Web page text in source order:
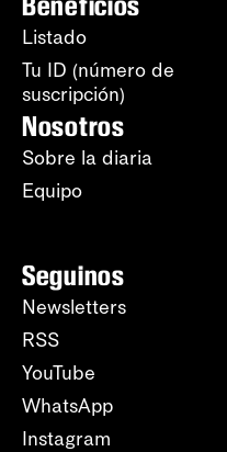
Listado
Tu ID (número de
suscripción)
Nosotros
Sobre la diaria
Equipo
Seguinos
Newsletters
RSS
YouTube
WhatsApp
Instagram